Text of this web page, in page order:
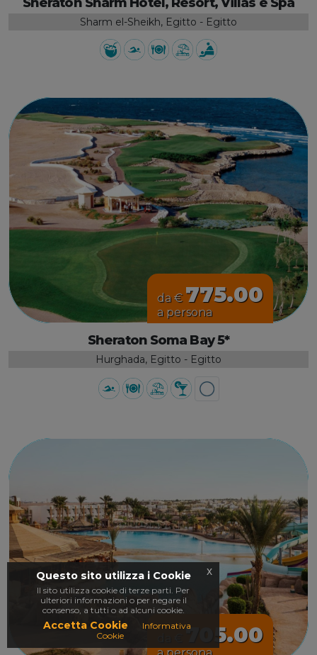
Sharm el-Sheikh, Egitto - Egitto
da € 775.00
a persona
Sheraton Soma Bay 5*
Hurghada, Egitto - Egitto
705.00
Questo sito utilizza i Cookie
Il sito utilizza cookie di terze parti. Per
ulteriori informazioni o per negare il
consenso, a tutti o ad alcuni cookie.
Accetta Cookie
Informativa
Cookie
x